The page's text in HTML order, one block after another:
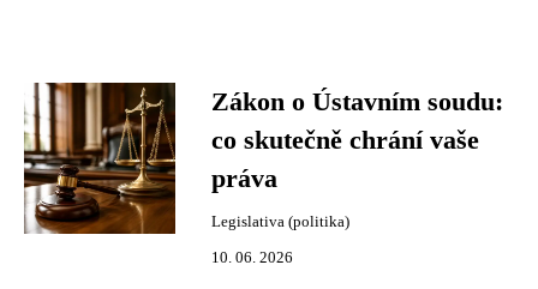
Zákon o Ústavním soudu:
co skutečně chrání vaše
práva
Legislativa (politika)
10. 06. 2026